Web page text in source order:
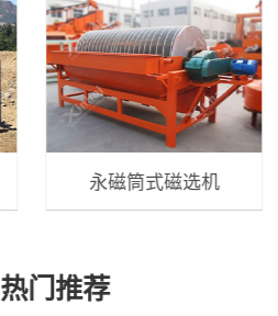
永磁筒式磁选机
热门推荐